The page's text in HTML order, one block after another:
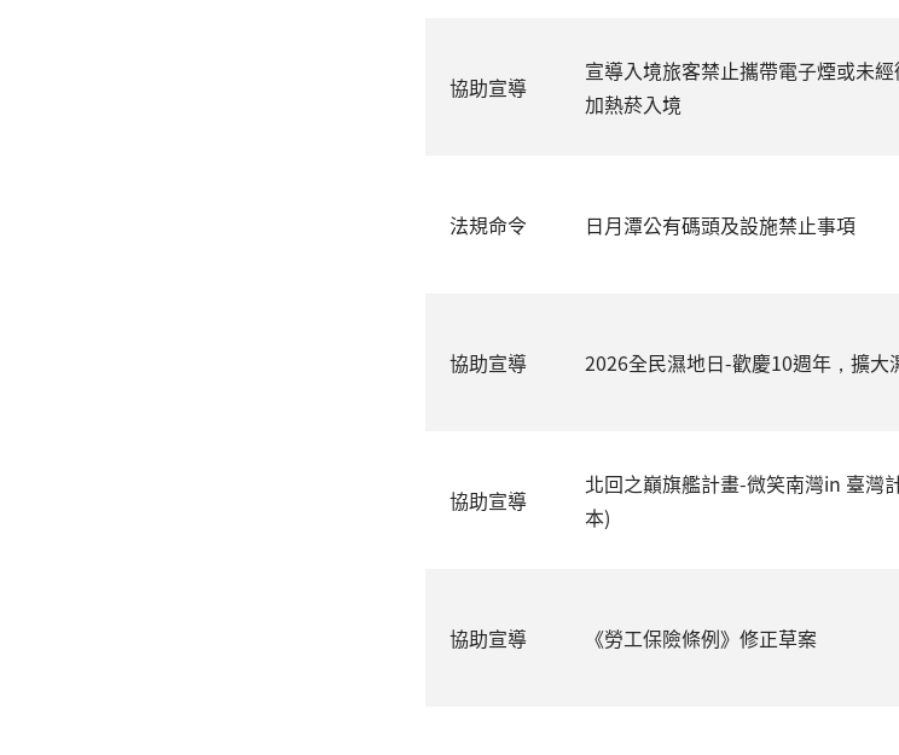
協助宣導
宣導入境旅客禁止攜帶電子煙或未
加熱菸入境
法規命令 日月潭公有碼頭及設施禁止事項
協助宣導 2026全民濕地日-歡慶10週年，擴大
協助宣導
北回之巔旗艦計畫-微笑南灣in 臺灣
本)
協助宣導 《勞工保險條例》修正草案